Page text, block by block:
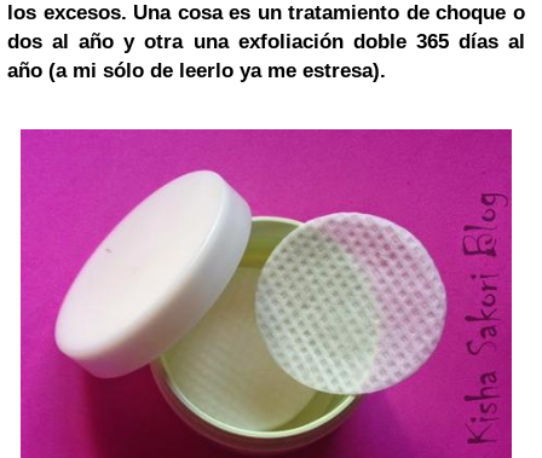
los excesos. Una cosa es un tratamiento de choque o
dos al año y otra una exfoliación doble 365 días al
año (a mi sólo de leerlo ya me estresa).